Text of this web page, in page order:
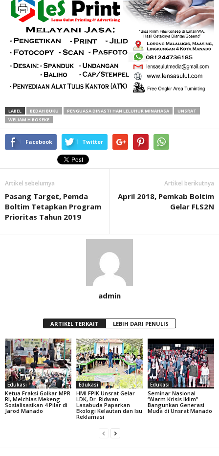
LABEL BEDAH BUKU PENGUASA DINASTI HAN LELUHUR MINAHASA
UNSRAT
WELIAM H BOSEKE
Facebook Twitter
Artikel sebelumya
Pasang Target, Pemda
Boltim Tetapkan Program
Prioritas Tahun 2019
Artikel berikutnya
April 2018, Pemkab Boltim
Gelar FLS2N
admin
ARTIKEL TERKAIT LEBIH DARI PENULIS
Edukasi
Ketua Fraksi Golkar MPR
RI, Melchias Mekeng
Sosialisasikan 4 Pilar di
Jarod Manado
Edukasi
HMI FPIK Unsrat Gelar
LDK, Dr. Ridwan
Lasabuda Paparkan
Ekologi Kelautan dan Isu
Reklamasi
Edukasi
Seminar Nasional
“Alarm Krisis Iklim”
Bangunkan Generasi
Muda di Unsrat Manado